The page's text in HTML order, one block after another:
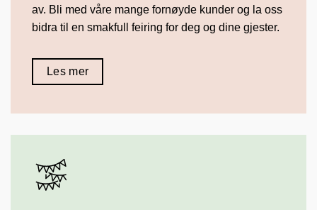
av. Bli med våre mange fornøyde kunder og la oss
bidra til en smakfull feiring for deg og dine gjester.
Les mer